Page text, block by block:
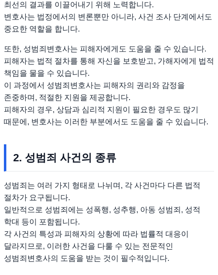
최선의 결과를 이끌어내기 위해 노력합니다.
변호사는 법정에서의 변론뿐만 아니라, 사건 조사 단계에서도
중요한 역할을 합니다.
또한, 성범죄변호사는 피해자에게도 도움을 줄 수 있습니다.
피해자는 법적 절차를 통해 자신을 보호받고, 가해자에게 법적
책임을 물을 수 있습니다.
이 과정에서 성범죄변호사는 피해자의 권리와 감정을
존중하며, 적절한 지원을 제공합니다.
피해자의 경우, 상담과 심리적 지원이 필요한 경우도 많기
때문에, 변호사는 이러한 부분에서도 도움을 줄 수 있습니다.
2. 성범죄 사건의 종류
성범죄는 여러 가지 형태로 나뉘며, 각 사건마다 다른 법적
절차가 요구됩니다.
일반적으로 성범죄에는 성폭행, 성추행, 아동 성범죄, 성적
학대 등이 포함됩니다.
각 사건의 특성과 피해자의 상황에 따라 법률적 대응이
달라지므로, 이러한 사건을 다룰 수 있는 전문적인
성범죄변호사의 도움을 받는 것이 필수적입니다.